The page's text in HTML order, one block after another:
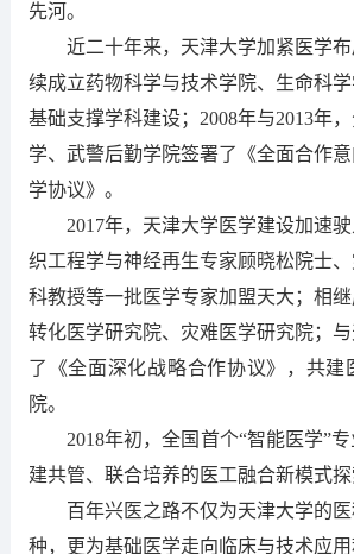
先河。
近二十年来，天津大学加紧医学
续成立药物科学与技术学院、生命科
基础支撑学科建设；2008年与2013年
学、武警后勤学院签署了《全面合作
学协议》。
2017年，天津大学医学建设加速
织工程学与神经再生专家顾晓松院士
科教授等一批医学专家加盟天大；相
转化医学研究院、灾难医学研究院；
了《全面深化战略合作协议》，共建
院。
2018年初，全国首个“智能医学”
建共管、联合培养的医工融合新模式探
百年兴医之路不仅为天津大学的
种，更为基础医学走向临床与技术应